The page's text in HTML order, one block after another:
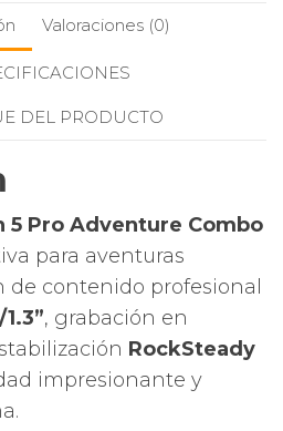
Valoraciones (0)
DEL PRODUCTO
5 Pro Adventure Combo
para aventuras
de contenido profesional
1.3”, grabación en
RockSteady
impresionante y